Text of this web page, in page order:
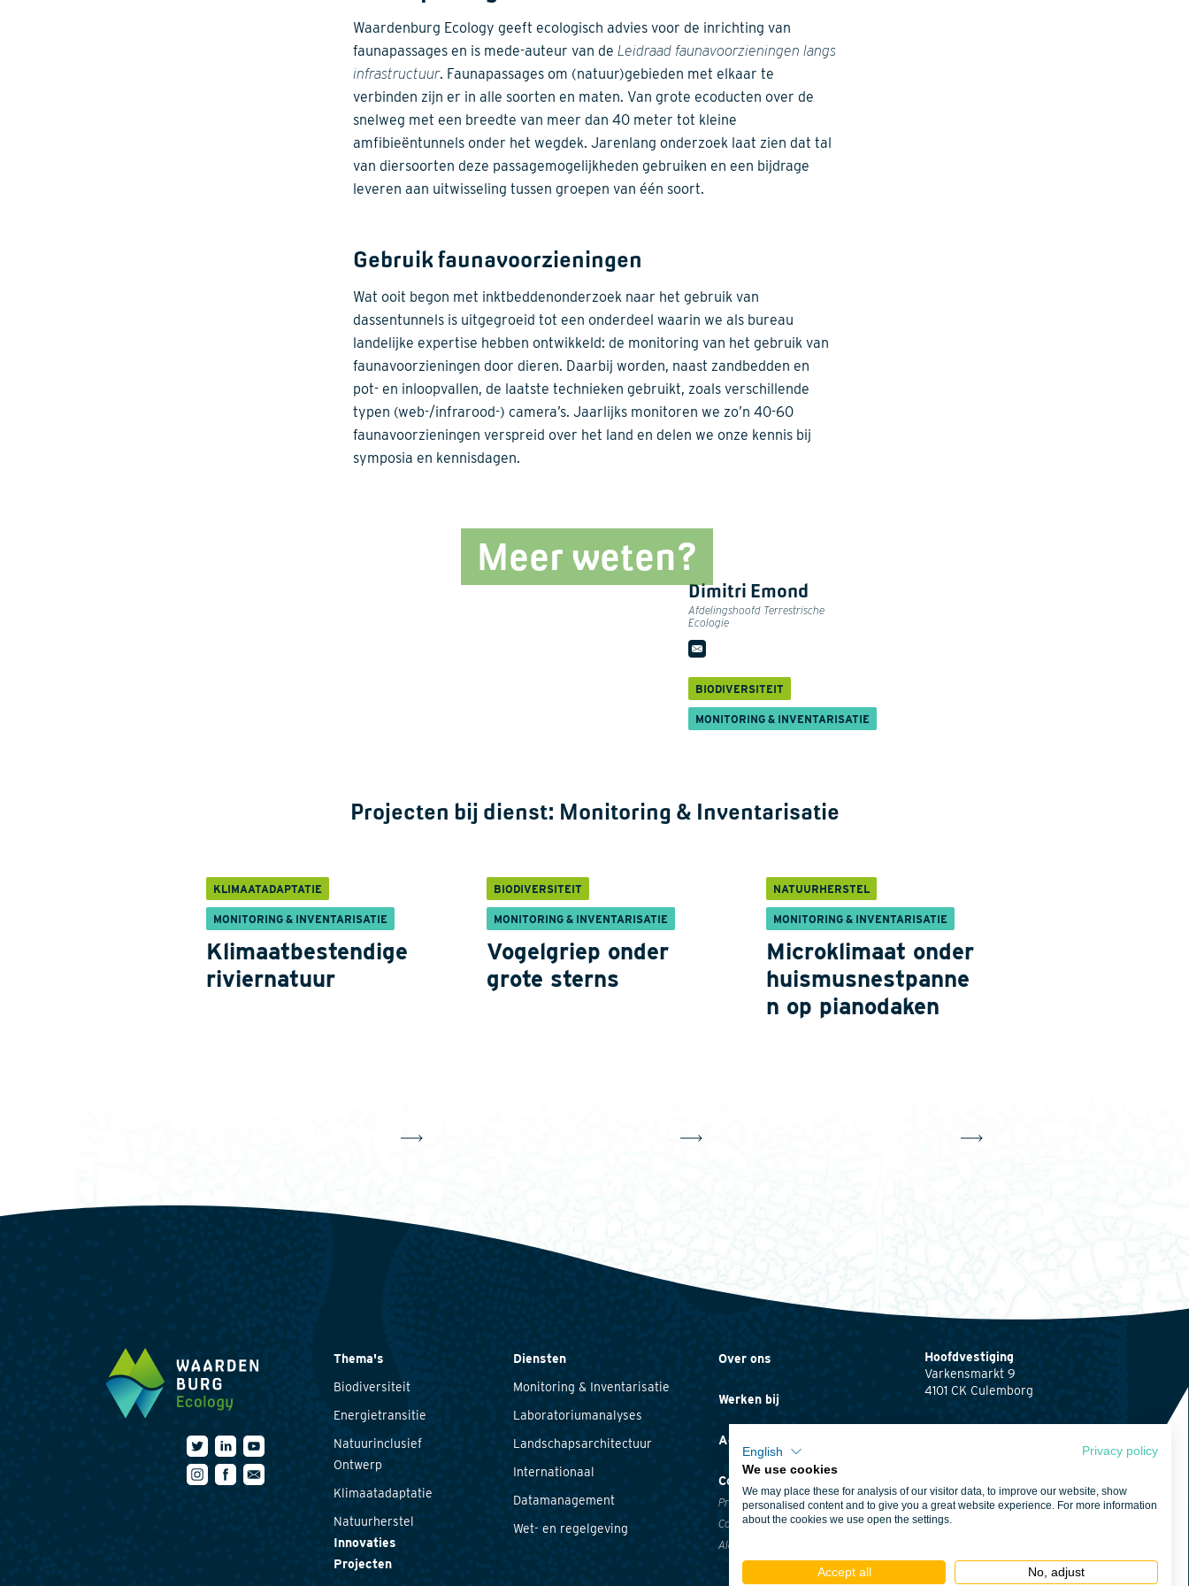
Waardenburg Ecology geeft ecologisch advies voor de inrichting van
faunapassages en is mede-auteur van de Leidraad faunavoorzieningen langs
infrastructuur. Faunapassages om (natuur)gebieden met elkaar te
verbinden zijn er in alle soorten en maten. Van grote ecoducten over de
snelweg met een breedte van meer dan 40 meter tot kleine
amfibieëntunnels onder het wegdek. Jarenlang onderzoek laat zien dat tal
van diersoorten deze passagemogelijkheden gebruiken en een bijdrage
leveren aan uitwisseling tussen groepen van één soort.
Gebruik faunavoorzieningen
Wat ooit begon met inktbeddenonderzoek naar het gebruik van
dassentunnels is uitgegroeid tot een onderdeel waarin we als bureau
landelijke expertise hebben ontwikkeld: de monitoring van het gebruik van
faunavoorzieningen door dieren. Daarbij worden, naast zandbedden en
pot- en inloopvallen, de laatste technieken gebruikt, zoals verschillende
typen (web-/infrarood-) camera’s. Jaarlijks monitoren we zo’n 40-60
faunavoorzieningen verspreid over het land en delen we onze kennis bij
symposia en kennisdagen.
Meer weten?
Dimitri Emond
Afdelingshoofd Terrestrische
Ecologie
BIODIVERSITEIT
MONITORING & INVENTARISATIE
Projecten bij dienst: Monitoring & Inventarisatie
KLIMAATADAPTATIE
MONITORING & INVENTARISATIE
Klimaatbestendige
riviernatuur
BIODIVERSITEIT
MONITORING & INVENTARISATIE
Vogelgriep onder
grote sterns
NATUURHERSTEL
MONITORING & INVENTARISATIE
Microklimaat onder
huismusnestpanne
n op pianodaken
Hoofdvestiging
Varkensmarkt 9
4101 CK Culemborg
0345 512710
Vestigingen
Klik hiervoor de
contactgegevens van
Thema's
Biodiversiteit
Energietransitie
Natuurinclusief
Ontwerp
Klimaatadaptatie
Natuurherstel
Innovaties
Projecten
Diensten
Monitoring & Inventarisatie
Laboratoriumanalyses
Landschapsarchitectuur
Internationaal
Datamanagement
Wet- en regelgeving
Over ons
Werken bij
Actueel
Contact
Privacyverklaring
Cookieverklaring
Algemene voorwaarden
English
Privacy policy
We use cookies
We may place these for analysis of our visitor data, to improve our website, show
personalised content and to give you a great website experience. For more information
about the cookies we use open the settings.
Accept all No, adjust